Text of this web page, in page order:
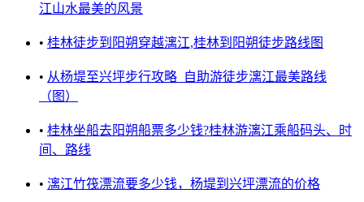
江山水最美的风景
• 桂林徒步到阳朔穿越漓江,桂林到阳朔徒步路线图
• 从杨堤至兴坪步行攻略_自助游徒步漓江最美路线
（图）
• 桂林坐船去阳朔船票多少钱?桂林游漓江乘船码头、时
间、路线
• 漓江竹筏漂流要多少钱，杨堤到兴坪漂流的价格